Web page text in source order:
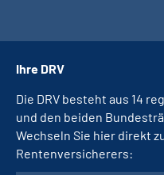
Ihre DRV
Die DRV besteht aus 14
und den beiden
Wechseln Sie hier direkt
Rentenversicherers: